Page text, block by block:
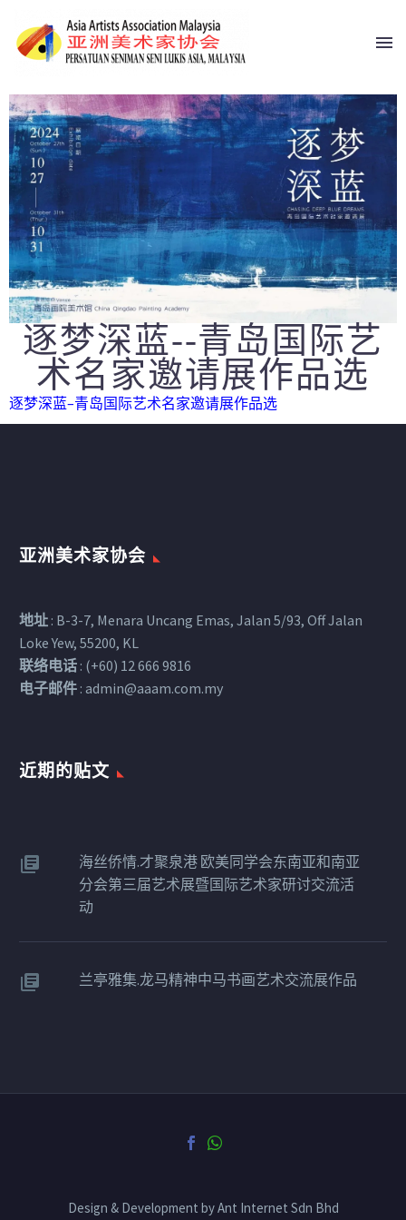
逐梦深蓝--青岛国际艺
术名家邀请展作品选
逐梦深蓝–青岛国际艺术名家邀请展作品选
亚洲美术家协会
地址 : B-3-7, Menara Uncang Emas, Jalan 5/93, Off Jalan
Loke Yew, 55200, KL
联络电话 : (+60) 12 666 9816
电子邮件 : admin@aaam.com.my
近期的贴文​
海丝侨情.才聚泉港 欧美同学会东南亚和南亚
分会第三届艺术展暨国际艺术家研讨交流活
动
兰亭雅集.龙马精神中马书画艺术交流展作品
Design & Development by Ant Internet Sdn Bhd